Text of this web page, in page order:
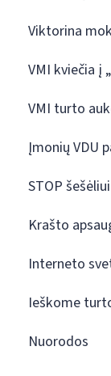
Viktorina
VMI kviečia į
VMI turto
Įmonių VDU
STOP šešėliui
Krašto
Interneto
Ieškome
Nuorodos